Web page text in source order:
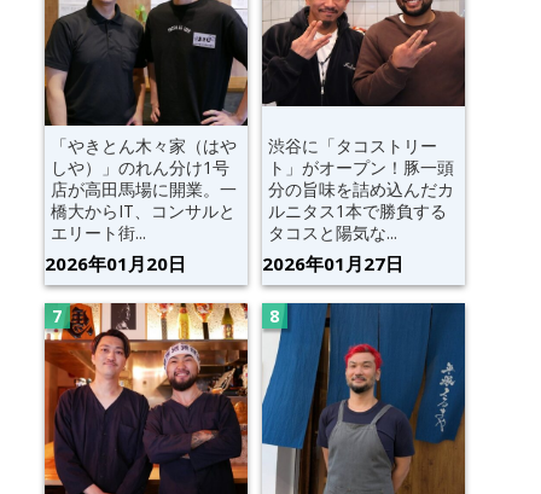
「やきとん木々家（はや
しや）」のれん分け1号
店が高田馬場に開業。一
橋大からIT、コンサルと
エリート街...
2026年01月20日
渋谷に「タコストリー
ト」がオープン！豚一頭
分の旨味を詰め込んだカ
ルニタス1本で勝負する
タコスと陽気な...
2026年01月27日